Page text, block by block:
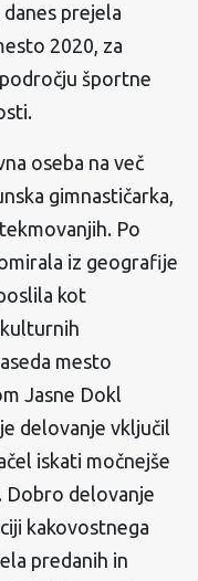
prejela
2020, za
športne
oseba na več
gimnastičarka,
Po
iz geografije
kot
mesto
Jasne Dokl
delovanje vključil
iskati močnejše
Dobro delovanje
kakovostnega
predanih in